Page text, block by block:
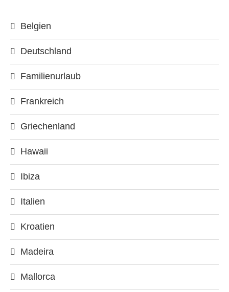
Belgien
Deutschland
Familienurlaub
Frankreich
Griechenland
Hawaii
Ibiza
Italien
Kroatien
Madeira
Mallorca